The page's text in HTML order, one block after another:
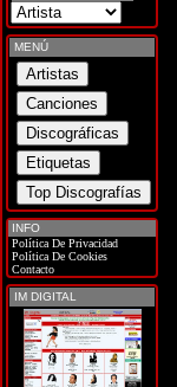
MENÚ
INFO
Política De Privacidad
Política De Cookies
Contacto
IM DIGITAL